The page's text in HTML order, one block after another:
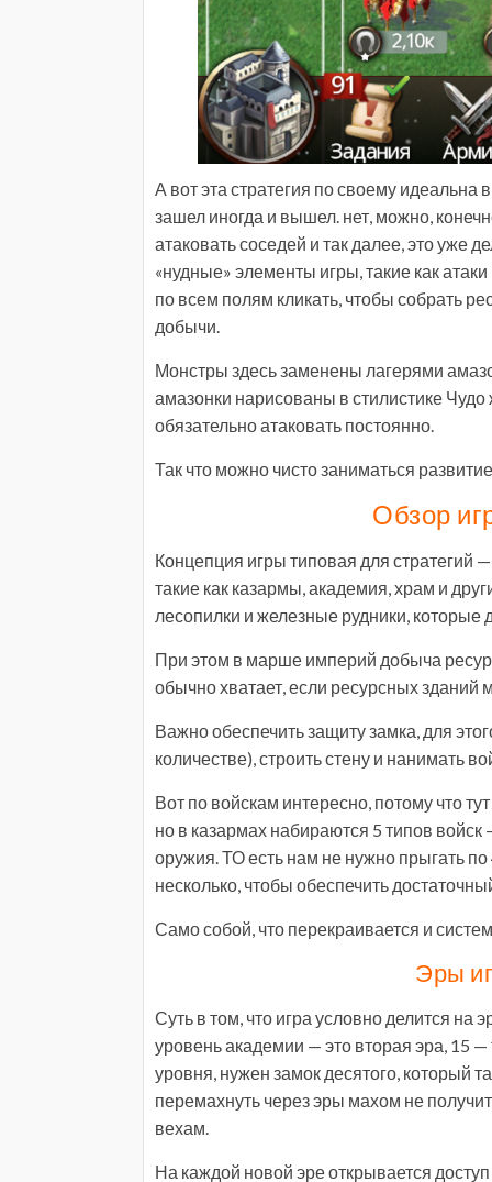
А вот эта стратегия по своему идеальна
зашел иногда и вышел. нет, можно,
атаковать соседей и так далее, это уже
«нудные» элементы игры, такие как
по всем полям кликать, чтобы собрать
добычи.
Монстры здесь заменены лагерями
амазонки нарисованы в стилистике
обязательно атаковать постоянно.
Так что можно чисто заниматься
Обзор
Концепция игры типовая для стратегий
такие как казармы, академия, храм и
лесопилки и железные рудники,
При этом в марше империй добыча
обычно хватает, если ресурсных зданий
Важно обеспечить защиту замка, для
количестве), строить стену и нанимать
Вот по войскам интересно, потому что
но в казармах набираются 5 типов
оружия. ТО есть нам не нужно прыгать
несколько, чтобы обеспечить
Само собой, что перекраивается и
Эры
Суть в том, что игра условно делится
уровень академии — это вторая эра, 15
уровня, нужен замок десятого, который
перемахнуть через эры махом не
вехам.
На каждой новой эре открывается